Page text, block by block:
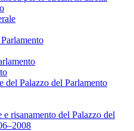
del Palazzo del Parlamento
e risanamento del Palazzo del